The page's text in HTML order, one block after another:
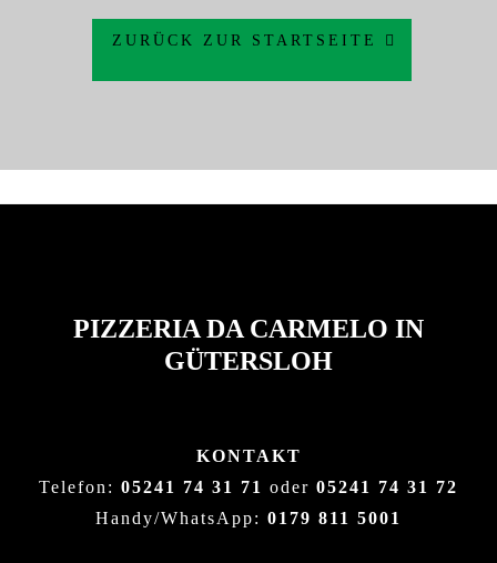
ZURÜCK ZUR STARTSEITE
PIZZERIA DA CARMELO IN
GÜTERSLOH
KONTAKT
Telefon: 05241 74 31 71 oder 05241 74 31 72
Handy/WhatsApp: 0179 811 5001